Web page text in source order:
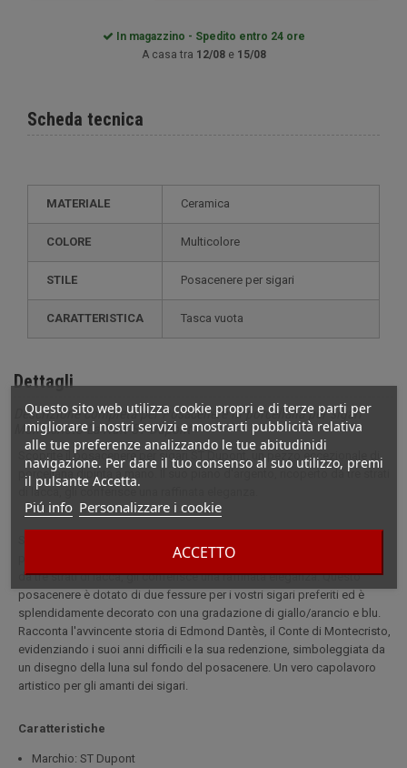
Questo sito web utilizza cookie propri e di terze parti per
migliorare i nostri servizi e mostrarti pubblicità relativa
alle tue preferenze analizzando le tue abitudinidi
navigazione. Per dare il tuo consenso al suo utilizzo, premi
il pulsante Accetta.
Piú info Personalizzare i cookie
ACCETTO
In magazzino - Spedito entro 24 ore
A casa tra 12/08e 15/08
Scheda tecnica
MATERIALE Ceramica
COLORE Multicolore
STILE posacenere per sigari
CARATTERISTICA tasca vuota
Dettagli
Descrizione completa per Posacenere in porcellana per sigari
Montecristo La Nuit ST Dupont
Scoprite il posacenere per sigari ST Dupont, un pezzo eccezionale di
porcellana dipinta a mano. Il suo piano d'argento, ricoperto da tre strati
di lacca, gli conferisce una raffinata eleganza.
porcellana dipinta a mano. La sua parte superiore argentata, ricoperta
da tre strati di lacca, gli conferisce una raffinata eleganza. Questo
posacenere è dotato di due fessure per i vostri sigari preferiti ed è
splendidamente decorato con una gradazione di giallo/arancio e blu.
Racconta l'avvincente storia di Edmond Dantès, il Conte di Montecristo,
evidenziando i suoi anni difficili e la sua redenzione, simboleggiata da
un disegno della luna sul fondo del posacenere. Un vero capolavoro
artistico per gli amanti dei sigari.
Caratteristiche
Marchio: ST Dupont